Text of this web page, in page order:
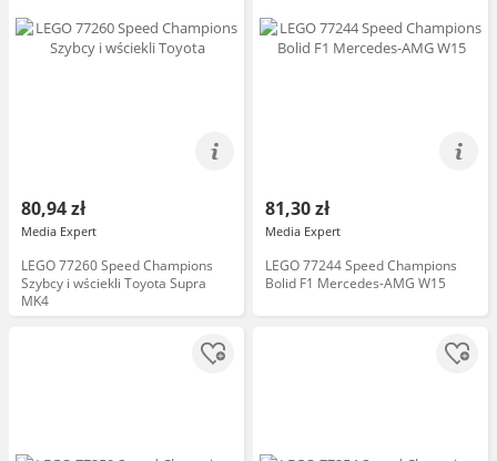
80,94 zł
Media Expert
LEGO 77260 Speed Champions
Szybcy i wściekli Toyota Supra
MK4
81,30 zł
Media Expert
LEGO 77244 Speed Champions
Bolid F1 Mercedes-AMG W15